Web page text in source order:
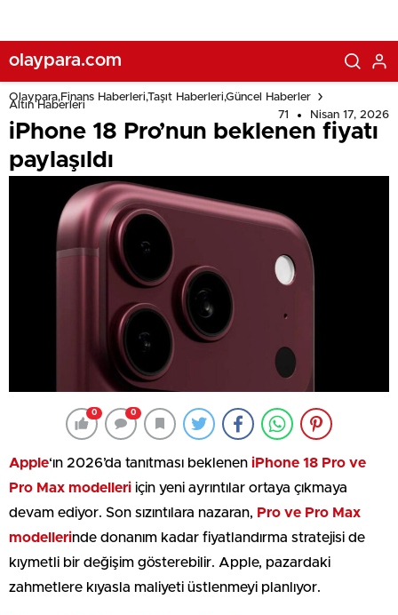
olaypara.com
Olaypara,Finans Haberleri,Taşıt Haberleri,Güncel Haberler
Altın Haberleri
71
Nisan 17, 2026
iPhone 18 Pro’nun beklenen fiyatı
paylaşıldı
0 0
Apple‘ın 2026’da tanıtması beklenen iPhone 18 Pro ve
Pro Max modelleri için yeni ayrıntılar ortaya çıkmaya
devam ediyor. Son sızıntılara nazaran, Pro ve Pro Max
modellerinde donanım kadar fiyatlandırma stratejisi de
kıymetli bir değişim gösterebilir. Apple, pazardaki
zahmetlere kıyasla maliyeti üstlenmeyi planlıyor.